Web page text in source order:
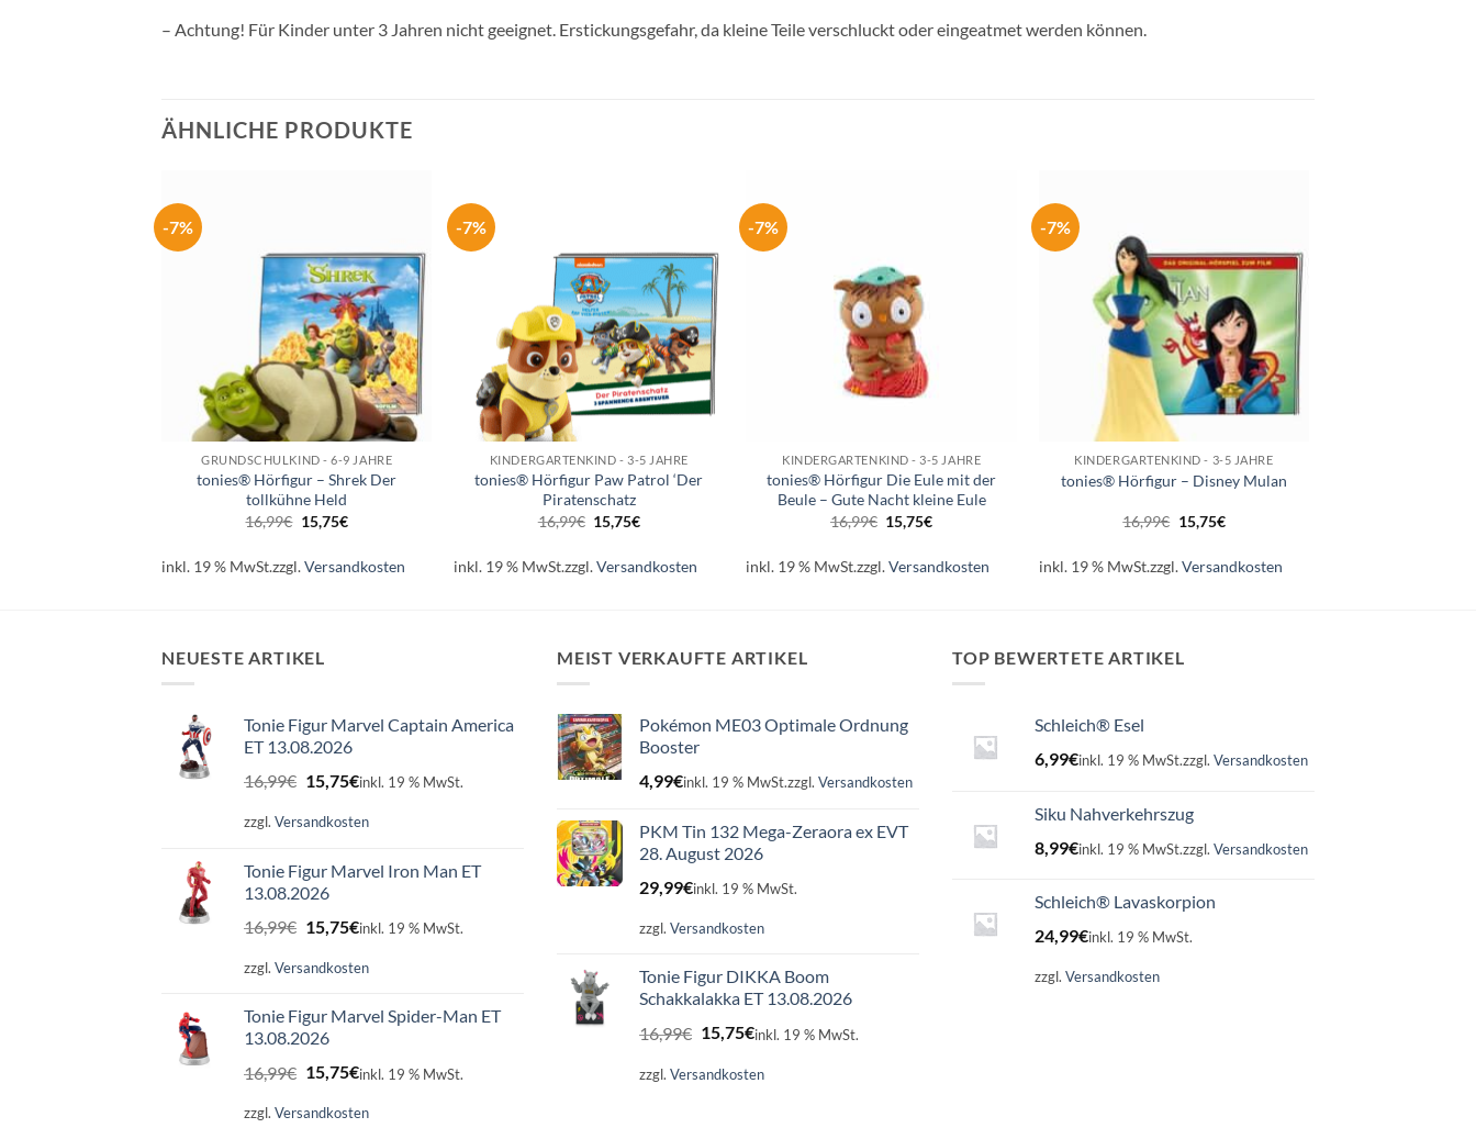
– Achtung! Für Kinder unter 3 Jahren nicht geeignet. Erstickungsgefahr, da kleine Teile verschluckt oder eingeatmet werden können.
ÄHNLICHE PRODUKTE
-7%
GRUNDSCHULKIND - 6-9 JAHRE
tonies® Hörfigur – Shrek Der
tollkühne Held
16,99€ Ursprünglicher
Preis
16,99€
15,75€Aktueller
15,75€.
inkl. 19 % MwSt.zzgl.Versandkosten
-7%
+
KINDERGARTENKIND - 3-5 JAHRE
tonies® Hörfigur Paw Patrol ‘Der
Piratenschatz
16,99€ Ursprünglicher
Preis
16,99€
15,75€Aktueller
15,75€.
inkl. 19 % MwSt.zzgl.Versandkosten
-7%
KINDERGARTENKIND - 3-5 JAHRE
tonies® Hörfigur Die Eule mit der
Beule – Gute Nacht kleine Eule
16,99€ Ursprünglicher
Preis
16,99€
15,75€Aktueller
15,75€.
inkl. 19 % MwSt.zzgl.Versandkosten
-7%
KINDERGARTENKIND - 3-5 JAHRE
tonies® Hörfigur – Disney Mulan
16,99€ Ursprünglicher
Preis
16,99€
15,75€Aktueller
15,75€.
inkl. 19 % MwSt.zzgl.Versandkosten
NEUESTE ARTIKEL
Tonie Figur Marvel Captain America
ET 13.08.2026
16,99€ Ursprünglicher
Preis
war:
15,75€Aktueller
ist:
inkl. 19 % MwSt.
zzgl. Versandkosten
Tonie Figur Marvel Iron Man ET
13.08.2026
16,99€ Ursprünglicher
Preis
war:
15,75€Aktueller
ist:
inkl. 19 % MwSt.
zzgl. Versandkosten
Tonie Figur Marvel Spider-Man ET
13.08.2026
16,99€ Ursprünglicher
war:
15,75€Aktueller
ist:
inkl. 19 % MwSt.
zzgl. Versandkosten
MEIST VERKAUFTE ARTIKEL
Pokémon ME03 Optimale Ordnung
Booster
4,99€inkl. 19 % MwSt.zzgl. Versandkosten
PKM Tin 132 Mega-Zeraora ex EVT
28. August 2026
29,99€inkl. 19 % MwSt.
zzgl. Versandkosten
Tonie Figur DIKKA Boom
Schakkalakka ET 13.08.2026
16,99€ Ursprünglicher
war:
15,75€Aktueller
ist:
inkl. 19 % MwSt.
zzgl. Versandkosten
TOP BEWERTETE ARTIKEL
Schleich® Esel
6,99€inkl. 19 % MwSt.zzgl. Versandkosten
Siku Nahverkehrszug
8,99€inkl. 19 % MwSt.zzgl. Versandkosten
Schleich® Lavaskorpion
24,99€inkl. 19 % MwSt.
zzgl. Versandkosten